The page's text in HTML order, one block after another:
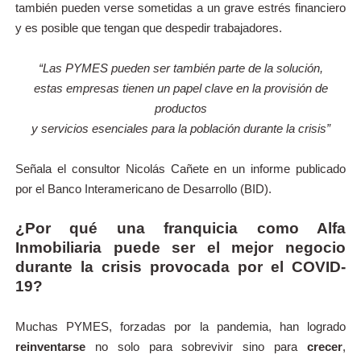
también pueden verse sometidas a un grave estrés financiero
y es posible que tengan que despedir trabajadores.
“Las PYMES pueden ser también parte de la solución,
estas empresas tienen un papel clave en la provisión de
productos
y servicios esenciales para la población durante la crisis”
Señala el consultor Nicolás Cañete en un informe publicado
por el Banco Interamericano de Desarrollo (BID).
¿Por qué una franquicia como Alfa
Inmobiliaria puede ser el mejor negocio
durante la crisis provocada por el COVID-
19?
Muchas PYMES, forzadas por la pandemia, han logrado
reinventarse no solo para sobrevivir sino para crecer,